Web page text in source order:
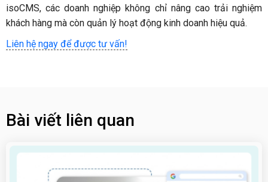
isoCMS, các doanh nghiệp không chỉ nâng cao trải nghiệm
khách hàng mà còn quản lý hoạt động kinh doanh hiệu quả.
Liên hệ ngay để được tư vấn!
Bài viết liên quan